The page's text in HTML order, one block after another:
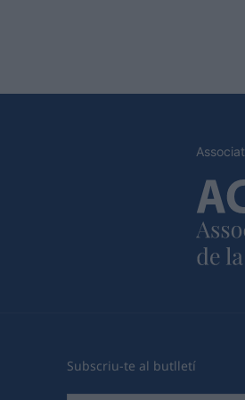
Subscriu-te al butlletí